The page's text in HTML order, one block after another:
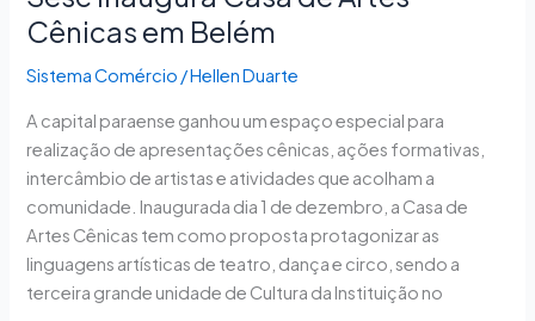
Cênicas em Belém
Sistema Comércio /Hellen Duarte
A capital paraense ganhou um espaço especial para
realização de apresentações cênicas, ações formativas,
intercâmbio de artistas e atividades que acolham a
comunidade. Inaugurada dia 1 de dezembro, a Casa de
Artes Cênicas tem como proposta protagonizar as
linguagens artísticas de teatro, dança e circo, sendo a
terceira grande unidade de Cultura da Instituição no